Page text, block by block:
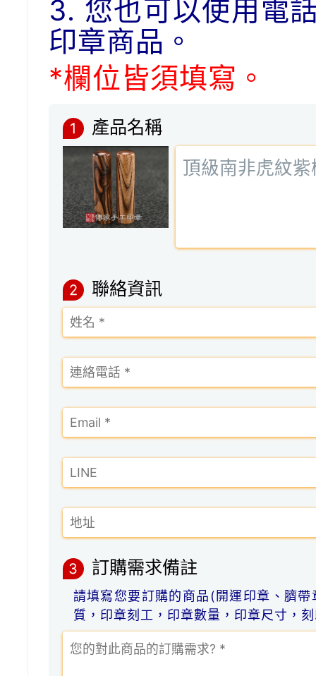
3. 您也可以使用電
印章商品。
*欄位皆須填寫。
1 產品名稱
2 聯絡資訊
3 訂購需求備註
請填寫您要訂購的商品(開運印章、臍
質，印章刻工，印章數量，印章尺寸，